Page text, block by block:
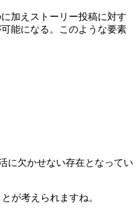
加えストーリー投稿に対す
能になる。このような要素
に欠かせない存在となってい
が考えられますね。